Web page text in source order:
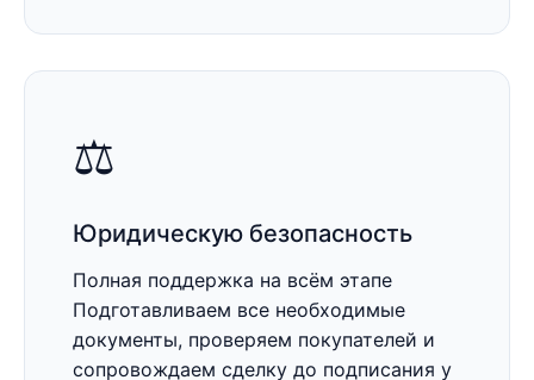
⚖️
Юридическую безопасность
Полная поддержка на всём этапе
Подготавливаем все необходимые
документы, проверяем покупателей и
сопровождаем сделку до подписания у